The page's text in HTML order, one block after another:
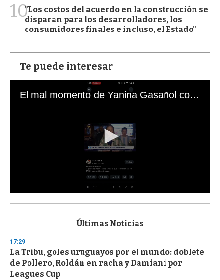
10"Los costos del acuerdo en la construcción se
disparan para los desarrolladores, los
consumidores finales e incluso, el Estado"
Te puede interesar
El mal momento de Yanina Gasañol con un hincha argentino en "Subrayado"
s
d
s
o
f
3
Últimas Noticias
17:29
La Tribu, goles uruguayos por el mundo: doblete
de Pollero, Roldán en racha y Damiani por
Leagues Cup